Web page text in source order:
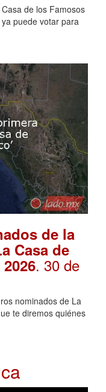
de los Famosos
puede votar para
de la
Casa de
. 30 de
nominados de La
te diremos quiénes